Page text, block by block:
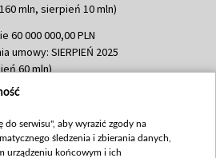
mln, sierpień 10 mln)
60 000 000,00 PLN
umowy: SIERPIEŃ 2025
60 mln)
635 783 051,21 PLN
100 mln, październik 350
mln)
serwisu", aby wyrazić zgody na
śledzenia i zbierania danych,
urządzeniu końcowym i ich